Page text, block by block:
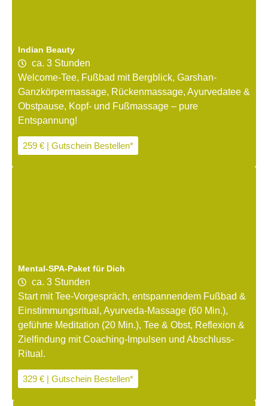
Indian Beauty
ca. 3 Stunden
Welcome-Tee, Fußbad mit Bergblick, Garshan-
Ganzkörpermassage, Rückenmassage, Ayurvedatee &
Obstpause, Kopf- und Fußmassage – pure
Entspannung!
259 € | Gutschein Bestellen*
Mental-SPA-Paket für Dich
ca. 3 Stunden
Start mit Tee-Vorgespräch, entspannendem Fußbad &
Einstimmungsritual, Ayurveda-Massage (60 Min.),
geführte Meditation (20 Min.), Tee & Obst, Reflexion &
Zielfindung mit Coaching-Impulsen und Abschluss-
Ritual.
329 € | Gutschein Bestellen*